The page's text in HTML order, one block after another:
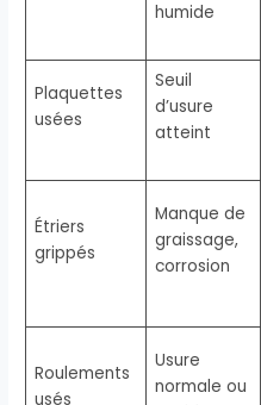
humide
Plaquettes
usées
Seuil
d’usure
atteint
Étriers
grippés
Manque de
graissage,
corrosion
Roulements
usés
Usure
normale ou